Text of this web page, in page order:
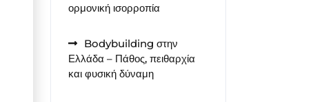
ορμονική ισορροπία
Bodybuilding στην
Ελλάδα – Πάθος, πειθαρχία
και φυσική δύναμη